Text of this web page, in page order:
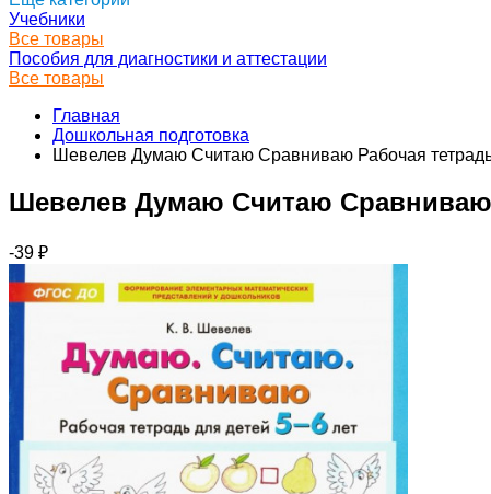
Учебники
Все товары
Пособия для диагностики и аттестации
Все товары
Главная
Дошкольная подготовка
Шевелев Думаю Считаю Сравниваю Рабочая
Шевелев Думаю Считаю
-39 ₽